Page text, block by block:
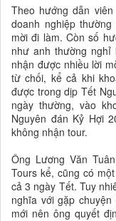
Theo hướng dẫn
doanh nghiệp
mời đi làm. Còn số
như anh thường nghỉ
nhận được nhiều lời
từ chối, kể cả khi
được trong dịp Tết
ngày thường, vào
Nguyên đán Kỷ Hợi
không nhận tour.
Ông Lương Văn
Tours kể, cũng có
cả 3 ngày Tết. Tuy
nghĩa với gặp
mới nên ông quyết